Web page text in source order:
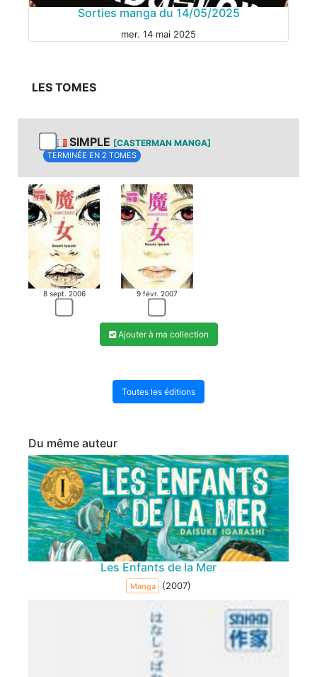
MANGA
MANGA
Sorties manga du 14/05/2025
mer. 14 mai 2025
LES TOMES
SIMPLE [CASTERMAN MANGA]
TERMINÉE EN 2 TOMES
8 sept. 2006 9 févr. 2007
Ajouter à ma collection
Toutes les éditions
Du même auteur
Les Enfants de la Mer
Manga (2007)